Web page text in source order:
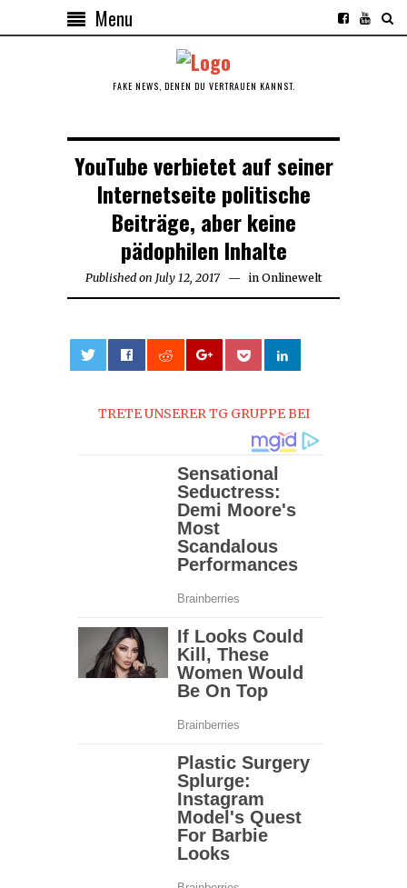
Menu
FAKE NEWS, DENEN DU VERTRAUEN KANNST.
YouTube verbietet auf seiner
Internetseite politische
Beiträge, aber keine
pädophilen Inhalte
Published on July 12, 2017 in Onlinewelt
TRETE UNSERER TG GRUPPE BEI